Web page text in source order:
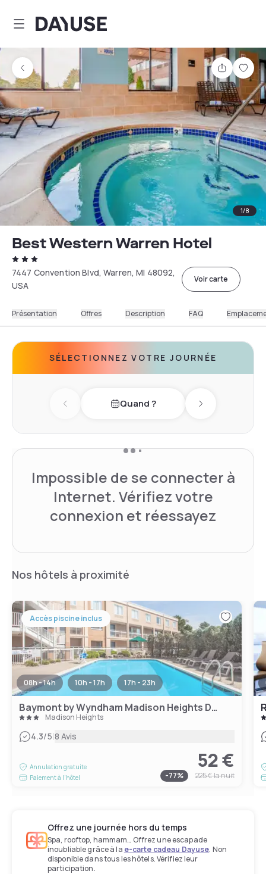
Dayuse
Partager
1/8
Best Western Warren Hotel
7447 Convention Blvd, Warren, MI 48092,
USA
Voir carte
Présentation Offres Description FAQ
SÉLECTIONNEZ VOTRE JOURNÉE
Previous dayQuand ? Next day
Impossible de se connecter à
Internet. Vérifiez votre
connexion et réessayez
Nos hôtels à proximité
Accès piscine inclus
08h - 14h 10h - 17h 17h - 23h
Baymont by Wyndham Madison Heights Detroit Area
Madison Heights
4.3/5|8 Avis
Annulation gratuite
Paiement à l'hôtel
52 €
-77% 225 €la nuit
Offrez une journée hors du temps
Spa, rooftop, hammam… Offrez une escapade
inoubliable grâce à la e-carte cadeau Dayuse. Non
disponible dans tous les hôtels. Vérifiez leur
participation.